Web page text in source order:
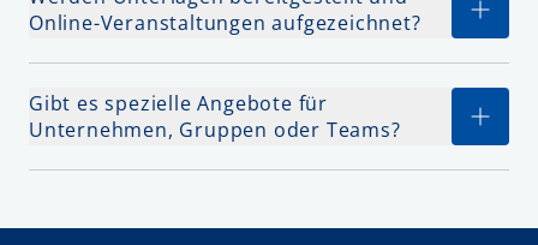
Online-Veranstaltungen aufgezeichnet?
Gibt es spezielle Angebote für
Unternehmen, Gruppen oder Teams?